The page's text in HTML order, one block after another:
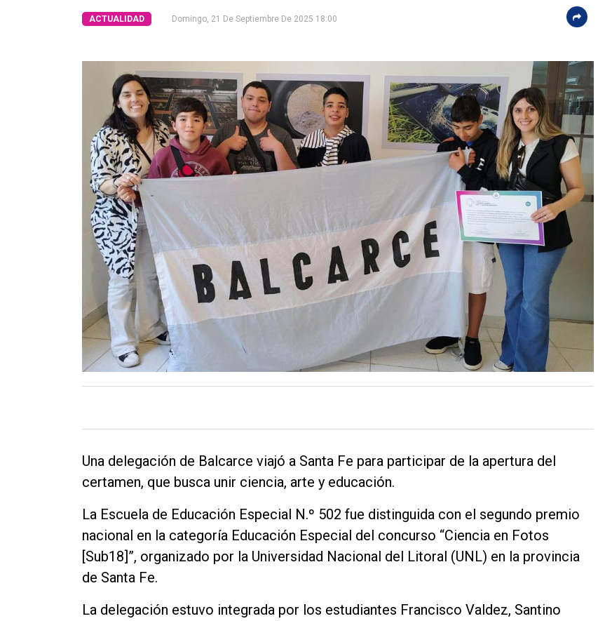
Fúnebres
ACTUALIDAD Domingo, 21 De Septiembre De 2025 18:00
Una delegación de Balcarce viajó a Santa Fe para participar de la apertura del
certamen, que busca unir ciencia, arte y educación.
La Escuela de Educación Especial N.º 502 fue distinguida con el segundo premio
nacional en la categoría Educación Especial del concurso “Ciencia en Fotos
[Sub18]”, organizado por la Universidad Nacional del Litoral (UNL) en la provincia
de Santa Fe.
La delegación estuvo integrada por los estudiantes Francisco Valdez, Santino